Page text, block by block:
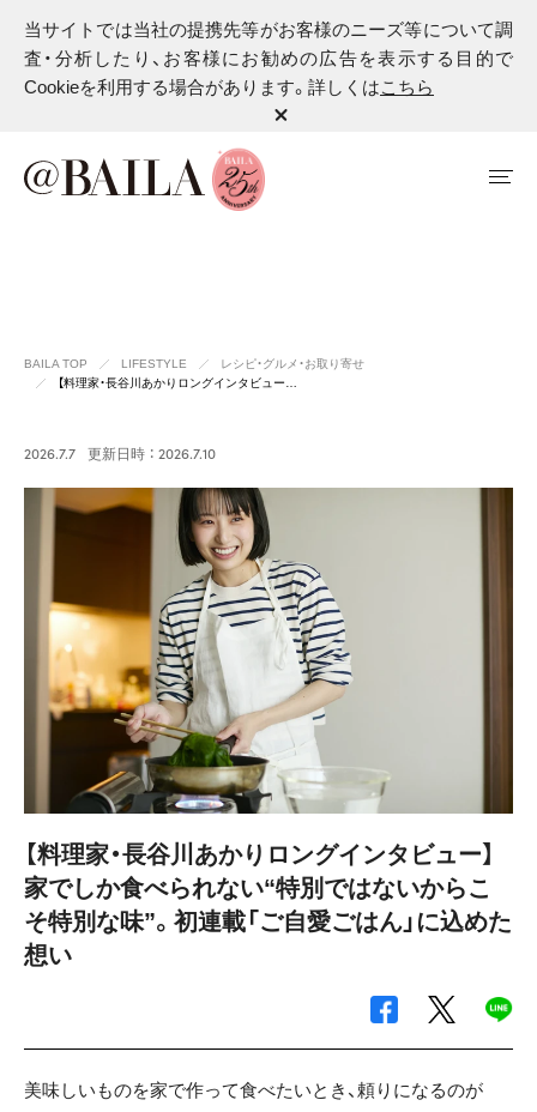
当サイトでは当社の提携先等がお客様のニーズ等について調
査・分析したり、お客様にお勧めの広告を表示する目的で
Cookieを利用する場合があります。詳しくはこちら
BAILA TOP LIFESTYLE
レシピ・グルメ・お取り寄せ
【料理家・長谷川あかりロングインタビュー…
2026.7.7 更新日時 ： 2026.7.10
【料理家・長谷川あかりロングインタビュー】
家でしか食べられない“特別ではないからこ
そ特別な味”。初連載「ご自愛ごはん」に込めた
想い
美味しいものを家で作って食べたいとき、頼りになるのが